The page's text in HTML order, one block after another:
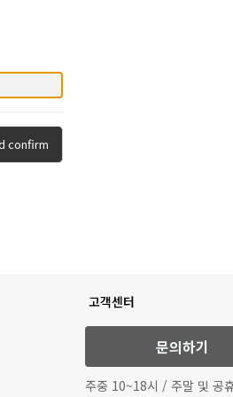
confirm
고객센터
문의하기
주중 10~18시 / 주말 및 공